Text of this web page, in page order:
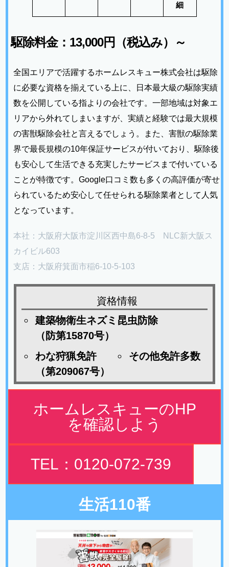
細
駆除料金：13,000円（税込み）～
全国エリアで活躍するホームレスキュー株式会社は駆除
に必要な資格を揃えている上に、日本最大級の駆除実績
数を公開している指よりの会社です。一部地域は対象エ
リアから外れてしまいますが、実績と経験では最大規模
の害獣駆除会社と言えるでしょう。また、害獣の駆除業
界で最長規模の10年保証サービスが付いており、駆除後
も安心して生活できる充実したサービスまで付いている
ことが特徴です。Google口コミ数も多くの高評価が寄せ
られているため安心して任せられる駆除業者として人気
となっています。
本社：大阪府大阪市淀川区西中島6-8-5 NLC新大阪ス
カイビル603
支店：大阪府箕面市稲6-10-5-103
資格情報
建築物衛生ネズミ昆虫防除
（防第15870号）
わな狩猟免許
（第209067号）
その他免許多数
ホームレスキューのHP
を確認しよう
TEL：0120-072-739
生活110番